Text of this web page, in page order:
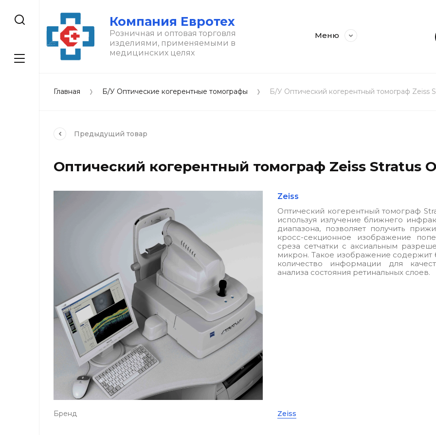
Компания Евротех
Розничная и оптовая торговля
изделиями, применяемыми в
медицинских целях
Меню
Главная Б/У Оптические когерентные томографы Б/У Оптический когерентный томограф Zeiss
Предыдущий товар
Оптический когерентный томограф Zeiss Stratus
Zeiss
Оптический когерентный томограф
используя излучение ближнего
диапазона, позволяет получить
кросс-секционное изображение
среза сетчатки с аксиальным
микрон. Такое изображение содержит
количество информации для
анализа состояния ретинальных слоев.
Бренд Zeiss